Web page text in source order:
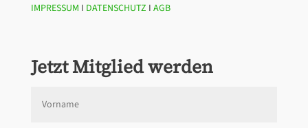
IMPRESSUM I DATENSCHUTZ I AGB
Jetzt Mitglied werden